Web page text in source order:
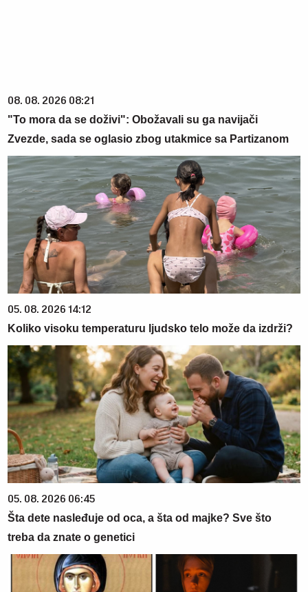
08. 08. 2026 08:21
"To mora da se doživi": Obožavali su ga navijači
Zvezde, sada se oglasio zbog utakmice sa Partizanom
05. 08. 2026 14:12
Koliko visoku temperaturu ljudsko telo može da izdrži?
05. 08. 2026 06:45
Šta dete nasleđuje od oca, a šta od majke? Sve što
treba da znate o genetici